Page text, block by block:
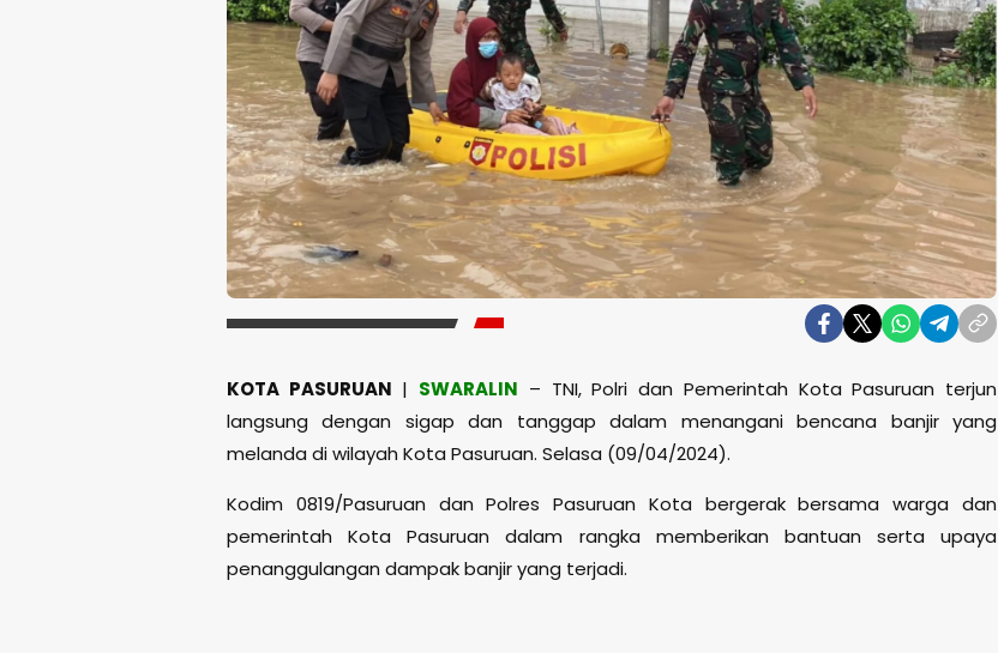
KOTA PASURUAN | SWARALIN – TNI, Polri dan Pemerintah Kota Pasuruan terjun
langsung dengan sigap dan tanggap dalam menangani bencana banjir yang
melanda di wilayah Kota Pasuruan. Selasa (09/04/2024).
Kodim 0819/Pasuruan dan Polres Pasuruan Kota bergerak bersama warga dan
pemerintah Kota Pasuruan dalam rangka memberikan bantuan serta upaya
penanggulangan dampak banjir yang terjadi.